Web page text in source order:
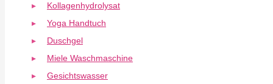
Kollagenhydrolysat
Yoga Handtuch
Duschgel
Miele Waschmaschine
Gesichtswasser